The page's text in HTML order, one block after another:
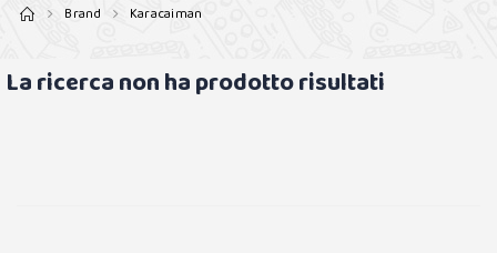
Brand Karacaiman
La ricerca non ha prodotto risultati